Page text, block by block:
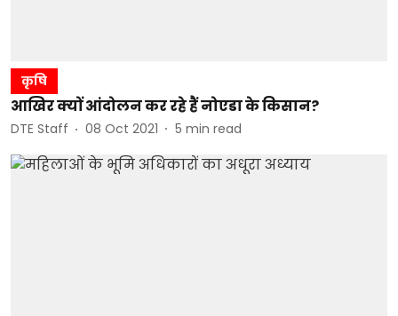
कृषि
आखिर क्यों आंदोलन कर रहे हैं नोएडा के किसान?
DTE Staff 08 Oct 2021 5 min read